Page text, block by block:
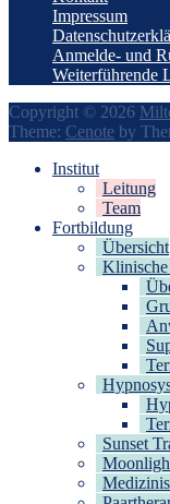
Impressum
Anmelde- und
Weiterführende
Copyright © 2026
Theme: Cenote by
Institut
Leitung
Team
Fortbildung
Übersicht
Sunset